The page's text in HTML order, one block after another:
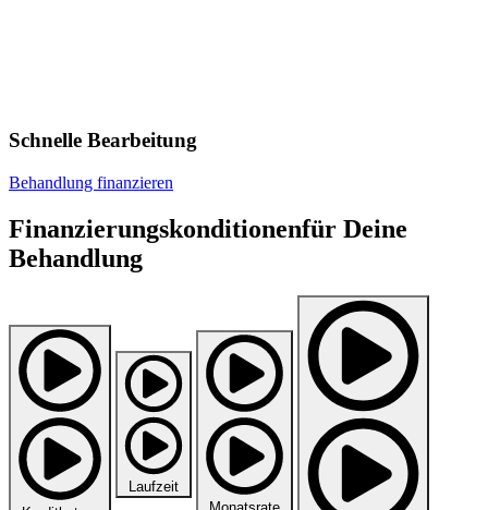
Schnelle Bearbeitung
Behandlung finanzieren
Finanzierungs­konditionenfür Deine
Behandlung
Laufzeit